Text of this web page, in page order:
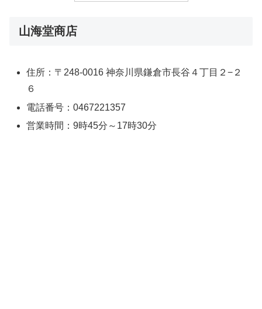
山海堂商店
住所：〒248-0016 神奈川県鎌倉市長谷４丁目２−２
６
電話番号：0467221357
営業時間：9時45分～17時30分